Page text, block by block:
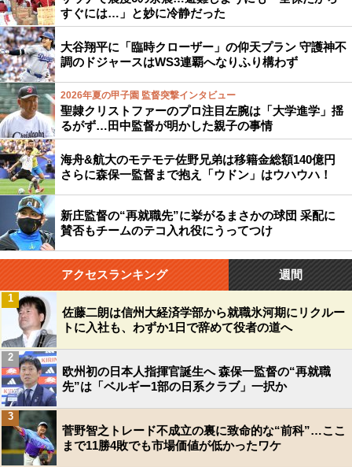
すぐには…」と妙に冷静だった
大谷翔平に「臨時クローザー」の仰天プラン 守護神不
調のドジャースはWS3連覇へなりふり構わず
2026年夏の甲子園 監督突撃インタビュー
聖隷クリストファーのプロ注目左腕は「大学進学」揺
るがず…田中監督が明かした親子の事情
海舟&航大のモテモテ佐野兄弟は移籍金総額140億円
さらに森保一監督まで抱え「ウドン」はウハウハ！
新庄監督の“再就職先”に挙がるまさかの球団 采配に
賛否もチームのテコ入れ役にうってつけ
アクセスランキング 週間
佐藤二朗は信州大経済学部から就職氷河期にリクルー
トに入社も、わずか1日で辞めて役者の道へ
1
欧州初の日本人指揮官誕生へ 森保一監督の“再就職
先”は「ベルギー1部の日系クラブ」一択か
2
菅野智之トレード不成立の裏に致命的な“前科”…ここ
まで11勝4敗でも市場価値が低かったワケ
3